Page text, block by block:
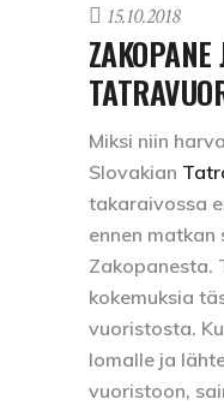
15.10.2018
Miksi niin
Slovakian
takaraivossa
ennen matkan
Zakopanesta.
kokemuksia
vuoristosta.
lomalle ja
vuoristoon,